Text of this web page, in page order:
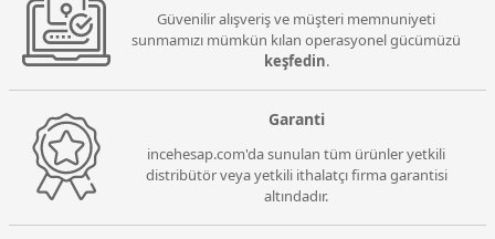
Güvenilir alışveriş ve müşteri memnuniyeti
sunmamızı mümkün kılan operasyonel gücümüzü
keşfedin.
Garanti
incehesap.com'da sunulan tüm ürünler yetkili
distribütör veya yetkili ithalatçı firma garantisi
altındadır.